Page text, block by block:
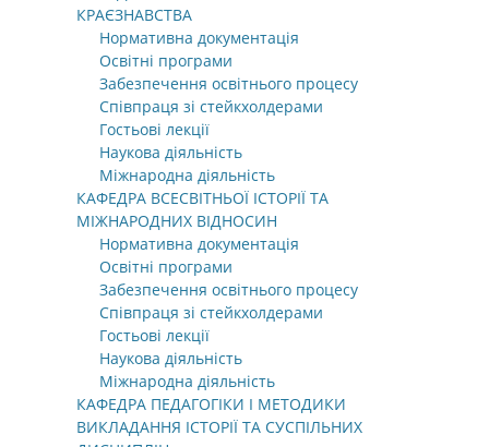
КРАЄЗНАВСТВА
Нормативна документація
Освітні програми
Забезпечення освітнього процесу
Співпраця зі стейкхолдерами
Гостьові лекції
Наукова діяльність
Міжнародна діяльність
КАФЕДРА ВСЕСВІТНЬОЇ ІСТОРІЇ ТА
МІЖНАРОДНИХ ВІДНОСИН
Нормативна документація
Освітні програми
Забезпечення освітнього процесу
Співпраця зі стейкхолдерами
Гостьові лекції
Наукова діяльність
Міжнародна діяльність
КАФЕДРА ПЕДАГОГІКИ І МЕТОДИКИ
ВИКЛАДАННЯ ІСТОРІЇ ТА СУСПІЛЬНИХ